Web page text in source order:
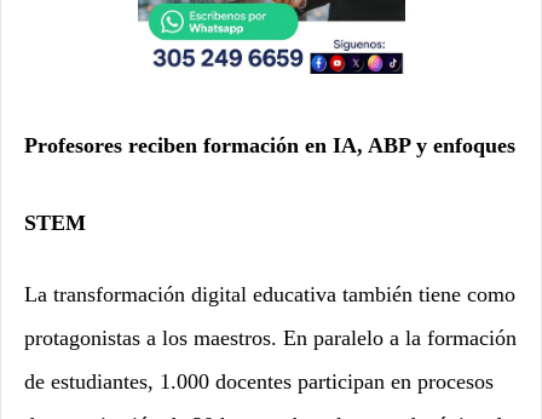
Profesores reciben formación en IA, ABP y enfoques
STEM
La transformación digital educativa también tiene como
protagonistas a los maestros. En paralelo a la formación
de estudiantes, 1.000 docentes participan en procesos